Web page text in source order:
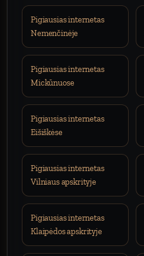
Pigiausias internetas
Nemenčinėje
Pigiausias internetas
Mickūnuose
Pigiausias internetas
Eišiškėse
Pigiausias internetas
Vilniaus apskrityje
Pigiausias internetas
Klaipėdos apskrityje